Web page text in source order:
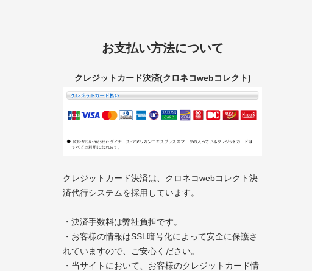
お支払い方法について
クレジットカード決済(クロネコwebコレクト)
クレジットカード決済は、クロネコwebコレクト決
済代行システムを採用しています。
・決済手数料は弊社負担です。
・お客様の情報はSSL暗号化によって安全に保護さ
れていますので、ご安心ください。
・当サイトにおいて、お客様のクレジットカード情